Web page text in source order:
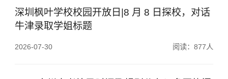
深圳枫叶学校校园开放日|8 月 8 日探校，对话
牛津录取学姐标题
2026-07-30 阅读：877人